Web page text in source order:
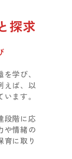
探求
学び、
えば、以
ます。
段階に応
や情緒の
育に取り